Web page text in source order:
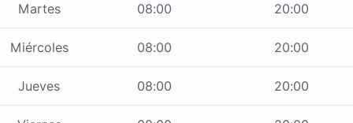
Martes 08:00 20:00
Miércoles 08:00 20:00
Jueves 08:00 20:00